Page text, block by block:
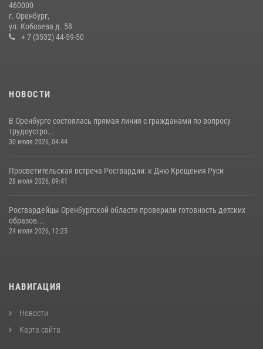
День образования финансово-экономической службы Росгвардии
06 июля 2026, 14:45
460000
г. Оренбург,
ул. Кобозева д. 58
+ 7 (3532) 44-59-50
НОВОСТИ
В Оренбурге состоялась прямая линия с гражданами по вопросу
трудоустро...
30 июля 2026, 04:44
Просветительская встреча Росгвардии: к Дню Крещения Руси
28 июля 2026, 09:41
Росгвардейцы Оренбургской области проверили готовность детских
образов...
24 июля 2026, 12:25
НАВИГАЦИЯ
Новости
Карта сайта